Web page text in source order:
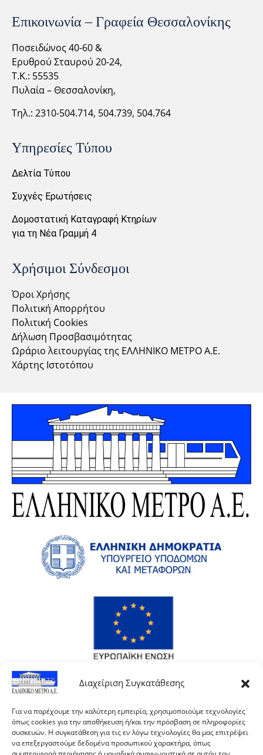
Διαχείριση Συγκατάθεσης
Για να παρέχουμε την καλύτερη εμπειρία, χρησιμοποιούμε τεχνολογίες
όπως cookies για την αποθήκευση ή/και την πρόσβαση σε πληροφορίες
συσκευών. Η συγκατάθεση για τις εν λόγω τεχνολογίες θα μας επιτρέψει
να επεξεργαστούμε δεδομένα προσωπικού χαρακτήρα, όπως
Επικοινωνία – Γραφεία Θεσσαλονίκης
Ποσειδώνος 40-60 &
Ερυθρού Σταυρού 20-24,
Τ.Κ.: 55535
Πυλαία – Θεσσαλονίκη,
Τηλ.: 2310-504.714, 504.739, 504.764
Υπηρεσίες Τύπου
Δελτία Τύπου
Συχνές Ερωτήσεις
Δομοστατική Καταγραφή Κτηρίων
για τη Νέα Γραμμή 4
Χρήσιμοι Σύνδεσμοι
Όροι Χρήσης
Πολιτική Απορρήτου
Πολιτική Cookies
Δήλωση Προσβασιμότητας
Ωράριο λειτουργίας της ΕΛΛΗΝΙΚΟ ΜΕΤΡΟ Α.Ε.
Χάρτης Ιστοτόπου